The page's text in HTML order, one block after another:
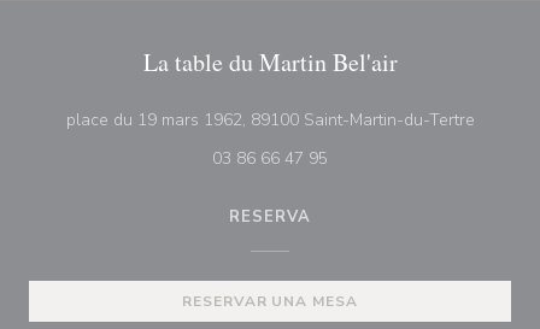
La table du Martin Bel'air
place du 19 mars 1962, 89100 Saint-Martin-du-Tertre((abre
03 86 66 47 95
RESERVA
RESERVAR UNA MESA